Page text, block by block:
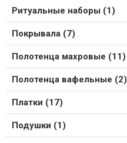
Ритуальные наборы (1)
Покрывала (7)
Полотенца махровые (11)
Полотенца вафельные (2)
Платки (17)
Подушки (1)